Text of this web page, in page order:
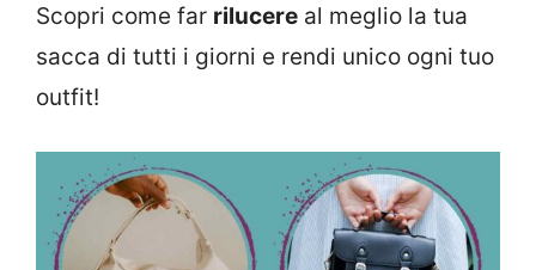
Scopri come far rilucere al meglio la tua
sacca di tutti i giorni e rendi unico ogni tuo
outfit!